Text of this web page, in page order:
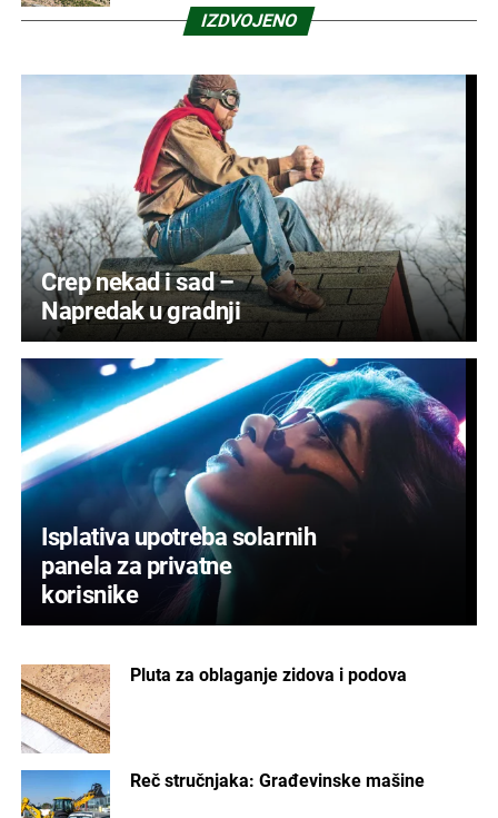
IZDVOJENO
Crep nekad i sad –
Napredak u gradnji
Isplativa upotreba solarnih
panela za privatne
korisnike
Pluta za oblaganje zidova i podova
Reč stručnjaka: Građevinske mašine